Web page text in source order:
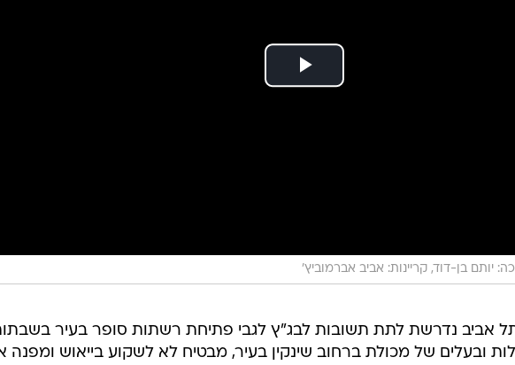
יותם בן-דוד, קריינות: אביב אברמוביץ'
תל אביב נדרשת לתת תשובות לבג"ץ לגבי פתיחת רשתות סופר בעיר
ובעלים של מכולת ברחוב שינקין בעיר, מבטיח לא לשקוע בייאוש ומפנה